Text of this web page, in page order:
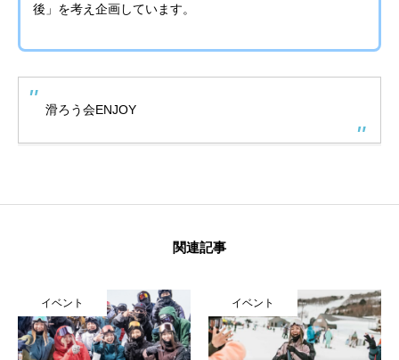
後」を考え企画しています。
滑ろう会ENJOY
関連記事
イベント イベント